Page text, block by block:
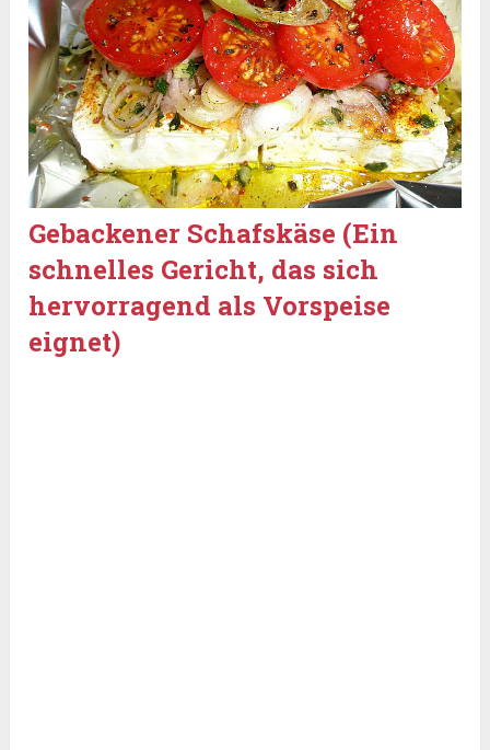
Gebackener Schafskäse (Ein
schnelles Gericht, das sich
hervorragend als Vorspeise
eignet)